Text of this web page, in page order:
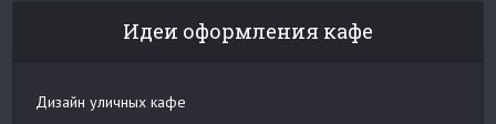
Идеи оформления кафе
Дизайн уличных кафе